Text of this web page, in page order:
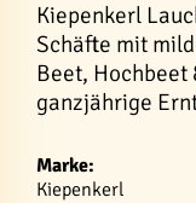
Kiepenkerl
Schäfte mit
Beet, Hochbeet
ganzjährige
Marke:
Kiepenkerl